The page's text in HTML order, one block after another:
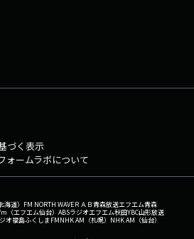
づく表示
ォームラボについて
道） FM NORTH WAVEＲＡＢ青森放送エフエム青森
（エフエム仙台） ABSラジオエフエム秋田YBC山形放送
オ福島ふくしまFMNHK AM（札幌） NHK AM（仙台）